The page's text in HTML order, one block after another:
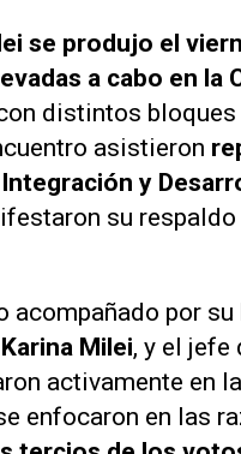
se produjo el
a cabo en la
distintos
asistieron
y
su
acompañado por su
Karina Milei, y el jefe
activamente en
enfocaron en las